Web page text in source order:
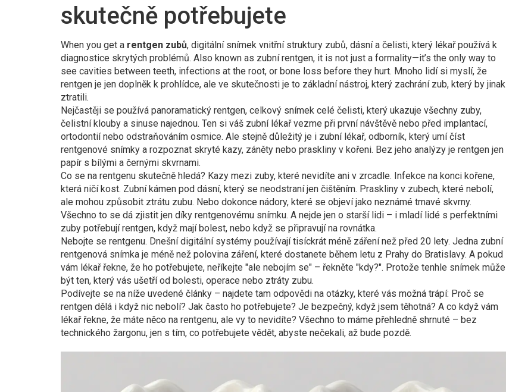
skutečně potřebujete
When you get a rentgen zubů, digitální snímek vnitřní struktury zubů, dásní a čelisti, který lékař používá k
diagnostice skrytých problémů. Also known as zubní rentgen, it is not just a formality—it’s the only way to
see cavities between teeth, infections at the root, or bone loss before they hurt. Mnoho lidí si myslí, že
rentgen je jen doplněk k prohlídce, ale ve skutečnosti je to základní nástroj, který zachrání zub, který by jinak
ztratili.
Nejčastěji se používá panoramatický rentgen, celkový snímek celé čelisti, který ukazuje všechny zuby,
čelistní klouby a sinuse najednou. Ten si váš zubní lékař vezme při první návštěvě nebo před implantací,
ortodontií nebo odstraňováním osmice. Ale stejně důležitý je i zubní lékař, odborník, který umí číst
rentgenové snímky a rozpoznat skryté kazy, záněty nebo praskliny v kořeni. Bez jeho analýzy je rentgen jen
papír s bílými a černými skvrnami.
Co se na rentgenu skutečně hledá? Kazy mezi zuby, které nevidíte ani v zrcadle. Infekce na konci kořene,
která ničí kost. Zubní kámen pod dásní, který se neodstraní jen čištěním. Praskliny v zubech, které nebolí,
ale mohou způsobit ztrátu zubu. Nebo dokonce nádory, které se objeví jako neznámé tmavé skvrny.
Všechno to se dá zjistit jen díky rentgenovému snímku. A nejde jen o starší lidi – i mladí lidé s perfektními
zuby potřebují rentgen, když mají bolest, nebo když se připravují na rovnátka.
Nebojte se rentgenu. Dnešní digitální systémy používají tisíckrát méně záření než před 20 lety. Jedna zubní
rentgenová snímka je méně než polovina záření, které dostanete během letu z Prahy do Bratislavy. A pokud
vám lékař řekne, že ho potřebujete, neříkejte "ale nebojím se" – řekněte "kdy?". Protože tenhle snímek může
být ten, který vás ušetří od bolesti, operace nebo ztráty zubu.
Podívejte se na níže uvedené články – najdete tam odpovědi na otázky, které vás možná trápí: Proč se
rentgen dělá i když nic nebolí? Jak často ho potřebujete? Je bezpečný, když jsem těhotná? A co když vám
lékař řekne, že máte něco na rentgenu, ale vy to nevidíte? Všechno to máme přehledně shrnuté – bez
technického žargonu, jen s tím, co potřebujete vědět, abyste nečekali, až bude pozdě.